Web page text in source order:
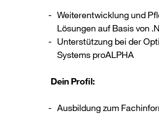
Weiterentwicklung und
Lösungen auf Basis von
Unterstützung bei der
Systems proALPHA
Dein Profil:
Ausbildung zum